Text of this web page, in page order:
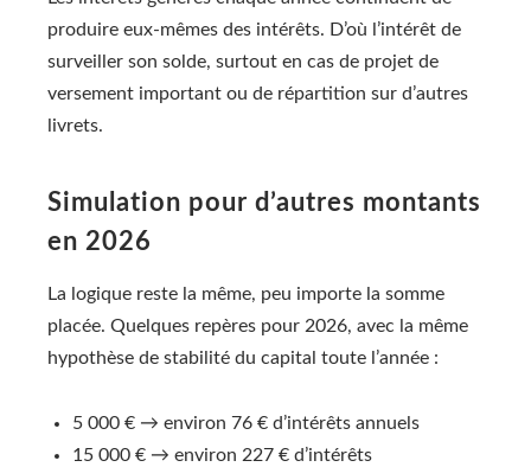
produire eux-mêmes des intérêts. D’où l’intérêt de
surveiller son solde, surtout en cas de projet de
versement important ou de répartition sur d’autres
livrets.
Simulation pour d’autres montants
en 2026
La logique reste la même, peu importe la somme
placée. Quelques repères pour 2026, avec la même
hypothèse de stabilité du capital toute l’année :
5 000 € → environ 76 € d’intérêts annuels
15 000 € → environ 227 € d’intérêts